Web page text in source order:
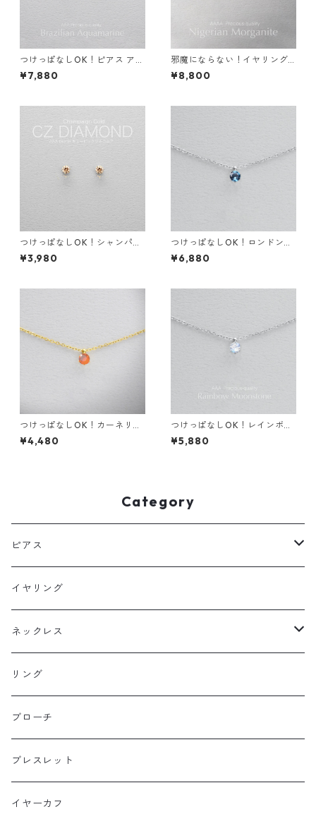
つけっぱなしOK！ピアス アク
アマリン AAA宝石質 サージカ
ルステンレス 金属アレルギー
¥7,880
邪魔にならない！イヤリング
モルガナイト AAAA 金属アレ
ルギー サージカルステンレス
¥8,800
つけっぱなしOK！シャンパン
ゴールド 一粒CZダイヤ ピアス
サージカルステンレス 誕生日
¥3,980
つけっぱなしOK！ロンドンブ
ルートパーズ 一粒ネックレス
宝石質AAA 金属アレルギー サ
¥6,880
つけっぱなしOK！カーネリア
ン 一粒ネックレス AAA 金属
アレルギー サージカルステン
¥4,480
つけっぱなしOK！レインボー
ムーンストーン 一粒ネックレ
ス 金属アレルギー対応 サージ
¥5,880
Category
ピアス
フックピアス
スタッドピアス
ニュースタイル
イヤリング
ネックレス
ラージサイズ
ミドルサイズ
プチサイズ
横長タイプ
リング
ブローチ
ブレスレット
イヤーカフ